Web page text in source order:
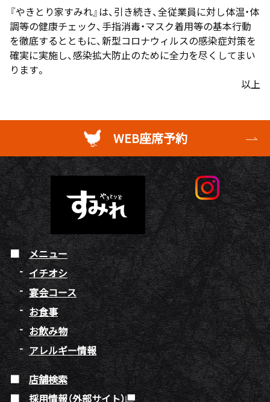
『やきとり家すみれ』は、引き続き、全従業員に対し体温・体
調等の健康チェック、手指消毒・マスク着用等の基本行動
を徹底するとともに、新型コロナウィルスの感染症対策を
確実に実施し、感染拡大防止のために全力を尽くしてまい
ります。
以上
WEB座席予約
メニュー
イチオシ
宴会コース
お食事
お飲み物
アレルギー情報
店舗検索
採用情報（外部サイト）